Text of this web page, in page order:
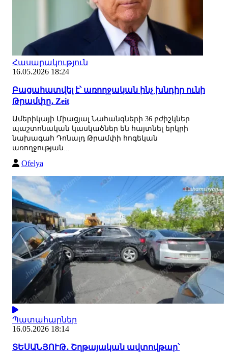
Հասարակություն
16.05.2026 18:24
Բացահատվել է՝ առողջական ինչ խնդիր ունի
Թրամփը․ Zeit
Ամերիկայի Միացյալ Նահանգների 36 բժիշկներ
պաշտոնական կասկածներ են հայտնել երկրի
նախագահ Դոնալդ Թրամփի հոգեկան
առողջության...
Ofelya
Պատահարներ
16.05.2026 18:14
ՏԵՍԱՆՅՈՒԹ․ Շղթայական ավտովթար՝